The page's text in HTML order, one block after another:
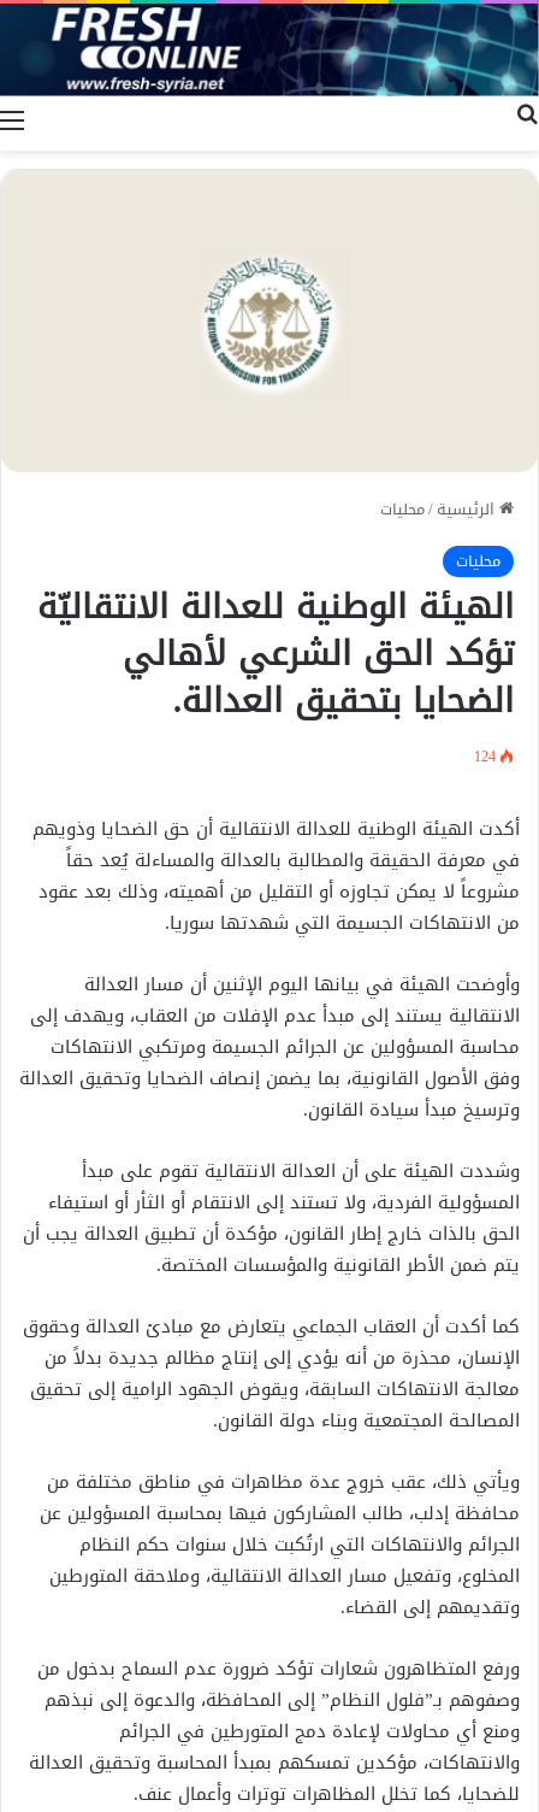
الرئيسية/محليات
محليات
الهيئة الوطنية للعدالة الانتقاليّة
تؤكد الحق الشرعي لأهالي
الضحايا بتحقيق العدالة.
124
أكدت الهيئة الوطنية للعدالة الانتقالية أن حق الضحايا وذويهم
في معرفة الحقيقة والمطالبة بالعدالة والمساءلة يُعد حقاً
مشروعاً لا يمكن تجاوزه أو التقليل من أهميته، وذلك بعد عقود
من الانتهاكات الجسيمة التي شهدتها سوريا.
وأوضحت الهيئة في بيانها اليوم الإثنين أن مسار العدالة
الانتقالية يستند إلى مبدأ عدم الإفلات من العقاب، ويهدف إلى
محاسبة المسؤولين عن الجرائم الجسيمة ومرتكبي الانتهاكات
وفق الأصول القانونية، بما يضمن إنصاف الضحايا وتحقيق العدالة
وترسيخ مبدأ سيادة القانون.
وشددت الهيئة على أن العدالة الانتقالية تقوم على مبدأ
المسؤولية الفردية، ولا تستند إلى الانتقام أو الثأر أو استيفاء
الحق بالذات خارج إطار القانون، مؤكدة أن تطبيق العدالة يجب أن
يتم ضمن الأطر القانونية والمؤسسات المختصة.
كما أكدت أن العقاب الجماعي يتعارض مع مبادئ العدالة وحقوق
الإنسان، محذرة من أنه يؤدي إلى إنتاج مظالم جديدة بدلاً من
معالجة الانتهاكات السابقة، ويقوض الجهود الرامية إلى تحقيق
المصالحة المجتمعية وبناء دولة القانون.
ويأتي ذلك، عقب خروج عدة مظاهرات في مناطق مختلفة من
محافظة إدلب، طالب المشاركون فيها بمحاسبة المسؤولين عن
الجرائم والانتهاكات التي ارتُكبت خلال سنوات حكم النظام
المخلوع، وتفعيل مسار العدالة الانتقالية، وملاحقة المتورطين
وتقديمهم إلى القضاء.
ورفع المتظاهرون شعارات تؤكد ضرورة عدم السماح بدخول من
وصفوهم بـ”فلول النظام” إلى المحافظة، والدعوة إلى نبذهم
ومنع أي محاولات لإعادة دمج المتورطين في الجرائم
والانتهاكات، مؤكدين تمسكهم بمبدأ المحاسبة وتحقيق العدالة
للضحايا، كما تخلل المظاهرات توترات وأعمال عنف.